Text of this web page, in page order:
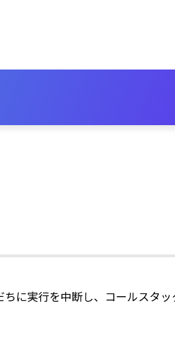
に実行を中断し、コールスタ